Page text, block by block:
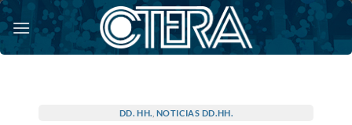
Saltar
al
contenido
DD. HH. NOTICIAS DD.HH.